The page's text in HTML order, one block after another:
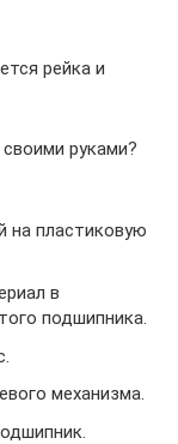
рейка и
руками?
на пластиковую
в
подшипника.
механизма.